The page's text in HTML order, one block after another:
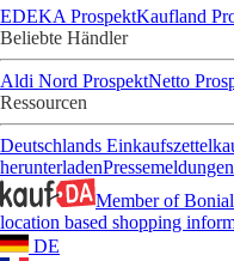
EDEKA ProspektKaufland
Beliebte Händler
Aldi Nord ProspektNetto
Ressourcen
Deutschlands Einkaufszettel
herunterladenPressemeldungen
Member of
location based shopping
DE